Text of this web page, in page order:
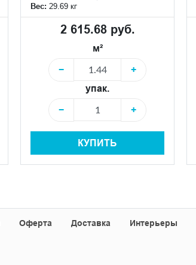
Вес: 29.69 кг
2 615.68 руб.
м²
−
+
упак.
−
+
КУПИТЬ
Оферта Доставка Интерьеры